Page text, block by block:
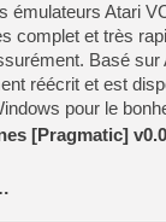
émulateurs Atari
complet et très
Basé sur
réécrit et est
pour le
[Pragmatic]